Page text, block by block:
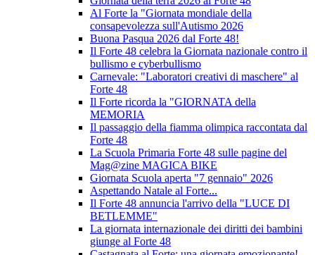
Al Forte la "Giornata mondiale della
consapevolezza sull'Autismo 2026
Buona Pasqua 2026 dal Forte 48!
Il Forte 48 celebra la Giornata nazionale contro il
bullismo e cyberbullismo
Carnevale: "Laboratori creativi di maschere" al
Forte 48
Il Forte ricorda la "GIORNATA della
MEMORIA
Il passaggio della fiamma olimpica raccontata dal
Forte 48
La Scuola Primaria Forte 48 sulle pagine del
Mag@zine MAGICA BIKE
Giornata Scuola aperta "7 gennaio" 2026
Aspettando Natale al Forte...
Il Forte 48 annuncia l'arrivo della "LUCE DI
BETLEMME"
La giornata internazionale dei diritti dei bambini
giunge al Forte 48